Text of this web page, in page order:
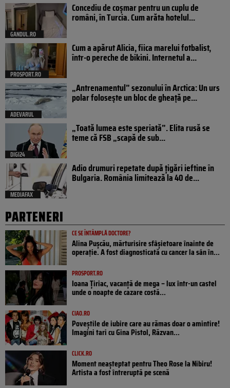
GANDUL.RO
Concediu de coșmar pentru un cuplu de
români, în Turcia. Cum arăta hotelul...
PROSPORT.RO
Cum a apărut Alicia, fiica marelui fotbalist,
într-o pereche de bikini. Internetul a...
ADEVARUL
„Antrenamentul” sezonului în Arctica: Un urs
polar folosește un bloc de gheață pe...
DIGI24
„Toată lumea este speriată”. Elita rusă se
teme că FSB „scapă de sub...
MEDIAFAX
Adio drumuri repetate după țigări ieftine în
Bulgaria. România limitează la 40 de...
PARTENERI
CE SE ÎNTÂMPLĂ DOCTORE?
Alina Pușcău, mărturisire sfâșietoare înainte de
operație. A fost diagnosticată cu cancer la sân în...
PROSPORT.RO
Ioana Țiriac, vacanță de mega – lux într-un castel
unde o noapte de cazare costă...
CIAO.RO
Poveştile de iubire care au rămas doar o amintire!
Imagini tari cu Gina Pistol, Răzvan...
CLICK.RO
Moment neașteptat pentru Theo Rose la Nibiru!
Artista a fost întreruptă pe scenă